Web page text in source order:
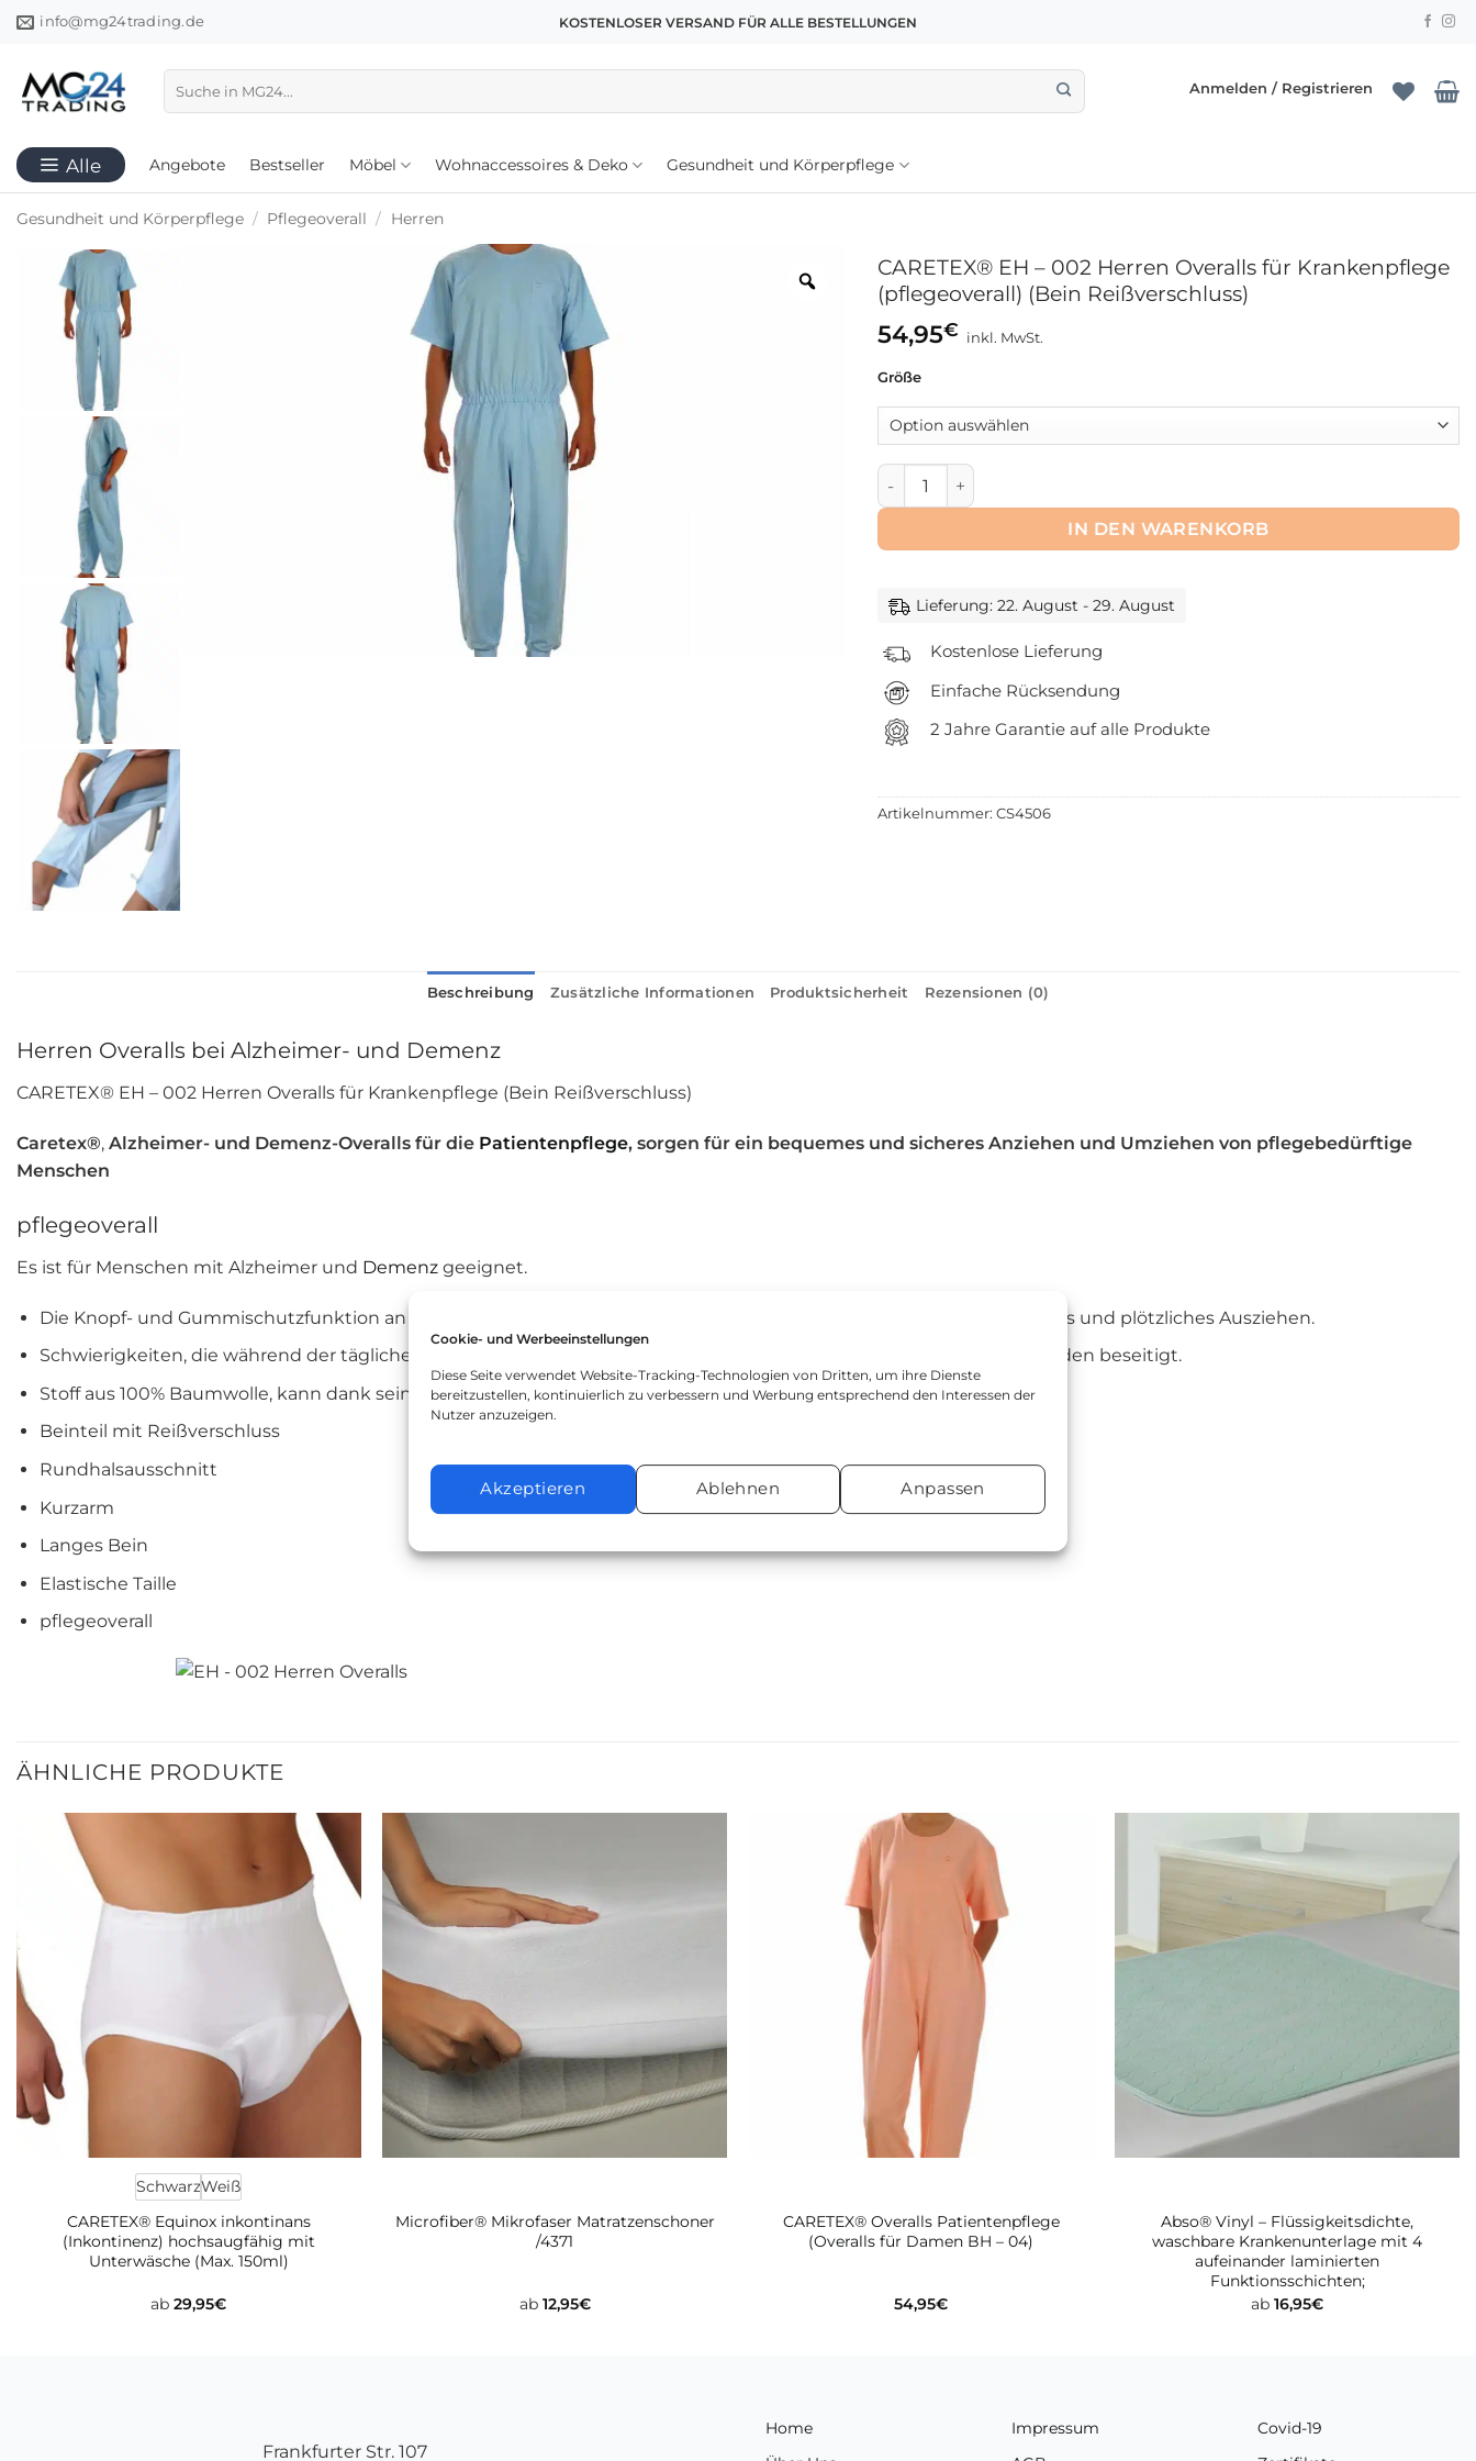
Cookie- und Werbeeinstellungen
Diese Seite verwendet Website-Tracking-Technologien von Dritten, um ihre Dienste
bereitzustellen, kontinuierlich zu verbessern und Werbung entsprechend den Interessen der
Nutzer anzuzeigen.
Akzeptieren Ablehnen Anpassen
Zum
springen
info@mg24trading.de KOSTENLOSER VERSAND FÜR ALLE BESTELLUNGEN
nach:
Anmelden / Registrieren
Angebote Bestseller Möbel Wohnaccessoires & Deko Gesundheit und Körperpflege
Gesundheit und Körperpflege / Pflegeoverall / Herren
CARETEX® EH – 002 Herren Overalls für Krankenpflege
(pflegeoverall) (Bein Reißverschluss)
54,95€ inkl. MwSt.
Größe
CARETEX® EH - 002 Herren Overalls für Krankenpflege (pflegeoverall)
IN DEN WARENKORB
Lieferung: 22. August - 29. August
Kostenlose Lieferung
Einfache Rücksendung
2 Jahre Garantie auf alle Produkte
Artikelnummer: CS4506
Beschreibung Zusätzliche Informationen Produktsicherheit Rezensionen (0)
Herren Overalls bei Alzheimer- und Demenz
CARETEX® EH – 002 Herren Overalls für Krankenpflege (Bein Reißverschluss)
Caretex®, Alzheimer- und Demenz-Overalls für die Patientenpflege, sorgen für ein bequemes und sicheres Anziehen und Umziehen von pflegebedürftige
Menschen
pflegeoverall
Es ist für Menschen mit Alzheimer und Demenz geeignet.
Die Knopf- und Gummischutzfunktion an den Start- und Endstellen des Reißverschlusses verhindert unerwünschtes und plötzliches Ausziehen.
Schwierigkeiten, die während der täglichen Reinigung und des Unterwäschewechsels des Patienten auftreten, werden beseitigt.
Stoff aus 100% Baumwolle, kann dank seiner weichen Textur Tag und Nacht bequem getragen werden.
Beinteil mit Reißverschluss
Rundhalsausschnitt
Kurzarm
Langes Bein
Elastische Taille
pflegeoverall
ÄHNLICHE PRODUKTE
Zur
wunschliste
hinzufügen
SchwarzWeiß
CARETEX® Equinox inkontinans
(Inkontinenz) hochsaugfähig mit
Unterwäsche (Max. 150ml)
ab29,95€
Microfiber® Mikrofaser Matratzenschoner
/4371
ab 12,95€
wunschliste
hinzufügen
CARETEX® Overalls Patientenpflege
(Overalls für Damen BH – 04)
54,95€
wunschliste
hinzufügen
Abso® Vinyl – Flüssigkeitsdichte,
waschbare Krankenunterlage mit 4
aufeinander laminierten
Funktionsschichten;
ab16,95€
Frankfurter Str. 107
Home
Impressum
Covid-19